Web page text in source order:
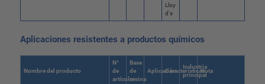
Lloy
d's
Aplicaciones resistentes a productos químicos
Nombre del producto
N°
de
artículo
Base
de
resina
AplicaciónCaracterísticas
Industria
principal
Nota